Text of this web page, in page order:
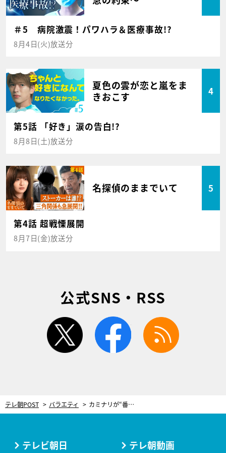
＃5 病院激震！パワハラ＆医療事故!?
8月4日(火)放送分
夏色の雲が恋と嵐をま
きおこす
4
第5話 「好き」涙の告白!?
8月8日(土)放送分
名探偵のままでいて 5
第4話 超戦慄展開
8月7日(金)放送分
公式SNS・RSS
twitter facebook
テレ朝POST バラエティ カミナリが“番組史上初”の授業！地元・茨城県の「しくじりと魅力」をアピール
テレビ朝日 テレ朝動画